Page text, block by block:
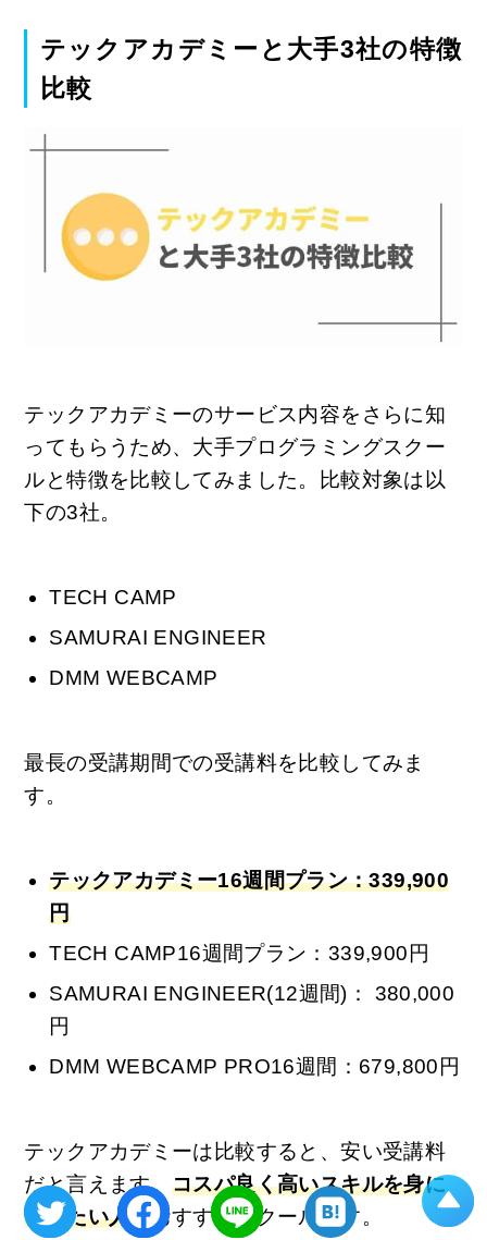
テックアカデミーと大手3社の特徴
比較
テックアカデミーのサービス内容をさらに知
ってもらうため、大手プログラミングスクー
ルと特徴を比較してみました。比較対象は以
下の3社。
TECH CAMP
SAMURAI ENGINEER
DMM WEBCAMP
最長の受講期間での受講料を比較してみま
す。
テックアカデミー16週間プラン：339,900
円
TECH CAMP16週間プラン：339,900円
SAMURAI ENGINEER(12週間)： 380,000
円
DMM WEBCAMP PRO16週間：679,800円
テックアカデミーは比較すると、安い受講料
だと言えます。コスパ良く高いスキルを身に
つけたい人におすすめスクールです。